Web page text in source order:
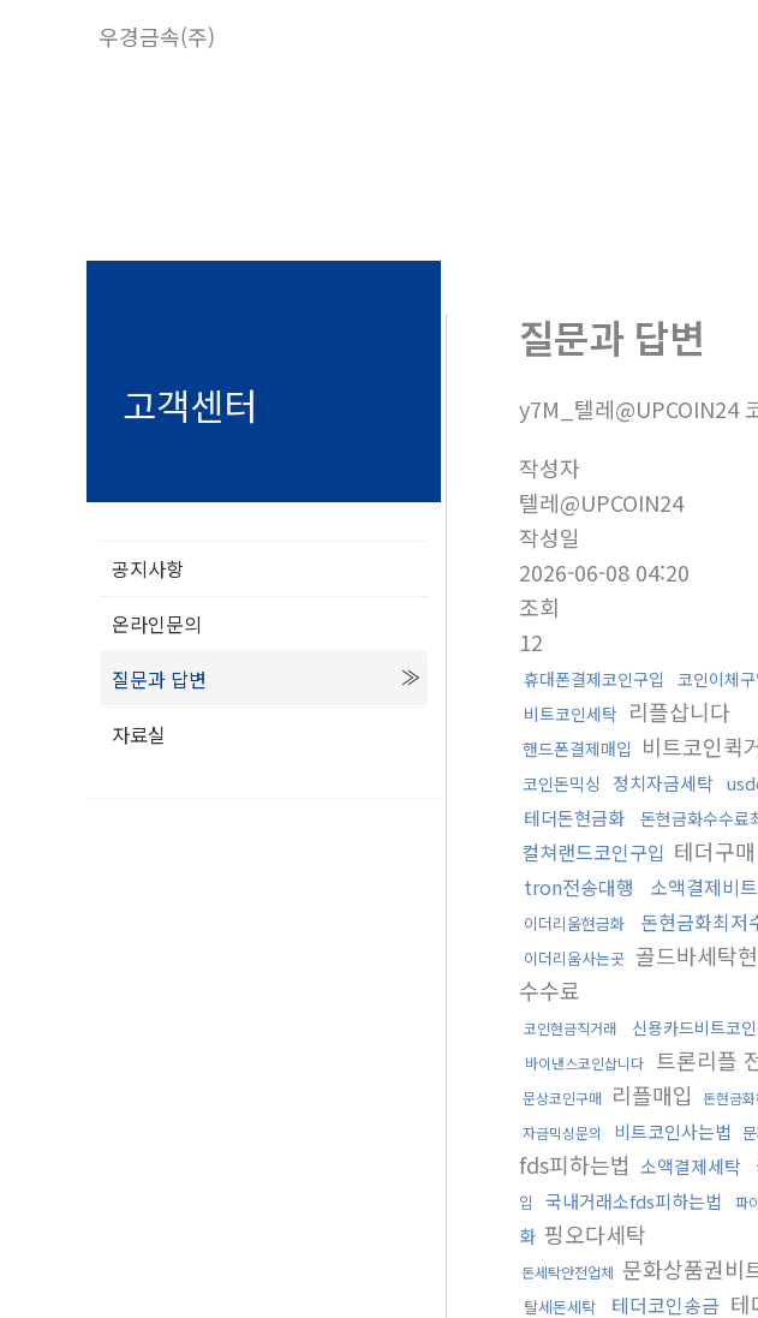
우경금속(주)
고객센터
공지사항
온라인문의
질문과 답변
자료실
질문과 답변
y7M_텔레@UPCOIN24
작성자
텔레@UPCOIN24
작성일
2026-06-08 04:20
조회
12
휴대폰결제코인구입 코인이체구
비트코인세탁 리플삽니다
핸드폰결제매입 비트코인퀵
코인돈믹싱 정치자금세탁
테더돈현금화 돈현금화수수료
컬쳐랜드코인구입 테더구매
tron전송대행
소액결제비
이더리움현금화 돈현금화최저
이더리움사는곳 골드바세탁
수수료
코인현금직거래 신용카드비트코
바이낸스코인삽니다 트론리플
문상코인구매 리플매입 돈현금
자금믹싱문의 비트코인사는법
fds피하는법 소액결제세탁
입
국내거래소fds피하는법 파
화 핑오다세탁
돈세탁안전업체 문화상품권비
탈세돈세탁 테더코인송금 테